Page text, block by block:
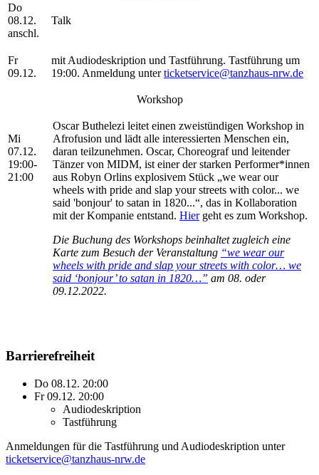
Do
08.12.
anschl.
Talk
Fr
09.12.
mit Audiodeskription und Tastführung. Tastführung um
19:00. Anmeldung unterticketservice@tanzhaus-nrw.de
Workshop
Mi
07.12.
19:00-
21:00
Oscar Buthelezi leitet einen zweistündigen Workshop in
Afrofusion und lädt alle interessierten Menschen ein,
daran teilzunehmen. Oscar, Choreograf und leitender
Tänzer von MIDM, ist einer der starken Performer*innen
aus Robyn Orlins explosivem Stück „we wear our
wheels with pride and slap your streets with color... we
said 'bonjour' to satan in 1820...“, das in Kollaboration
mit der Kompanie entstand. Hiergeht es zum Workshop.
Die Buchung des Workshops beinhaltet zugleich eine
Karte zum Besuch der Veranstaltung “we wear our
wheels with pride and slap your streets with color… we
said ‘bonjour’ to satan in 1820…” am 08. oder
09.12.2022.
Barrierefreiheit
Do 08.12. 20:00
Fr 09.12. 20:00
Audiodeskription
Tastführung
Anmeldungen für die Tastführung und Audiodeskription unter
ticketservice@tanzhaus-nrw.de